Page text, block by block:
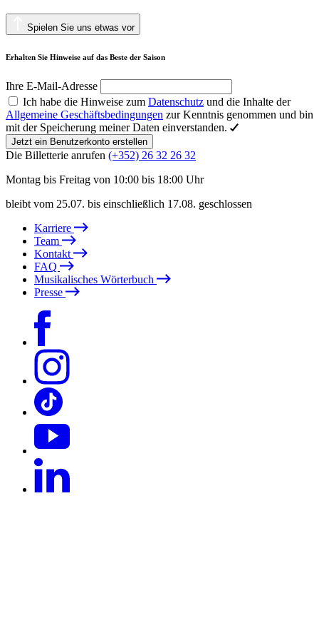
Spielen Sie uns etwas vor
Erhalten Sie Hinweise auf das Beste der Saison
Ihre E-Mail-Adresse
Ich habe die Hinweise zum Datenschutz und die Inhalte der
Allgemeine Geschäftsbedingungen zur Kenntnis genommen und bin
mit der Speicherung meiner Daten einverstanden.
Jetzt ein Benutzerkonto erstellen
Die Billetterie anrufen (+352) 26 32 26 32
Montag bis Freitag von 10:00 bis 18:00 Uhr
bleibt vom 25.07. bis einschließlich 17.08. geschlossen
Karriere
Team
Kontakt
FAQ
Musikalisches Wörterbuch
Presse